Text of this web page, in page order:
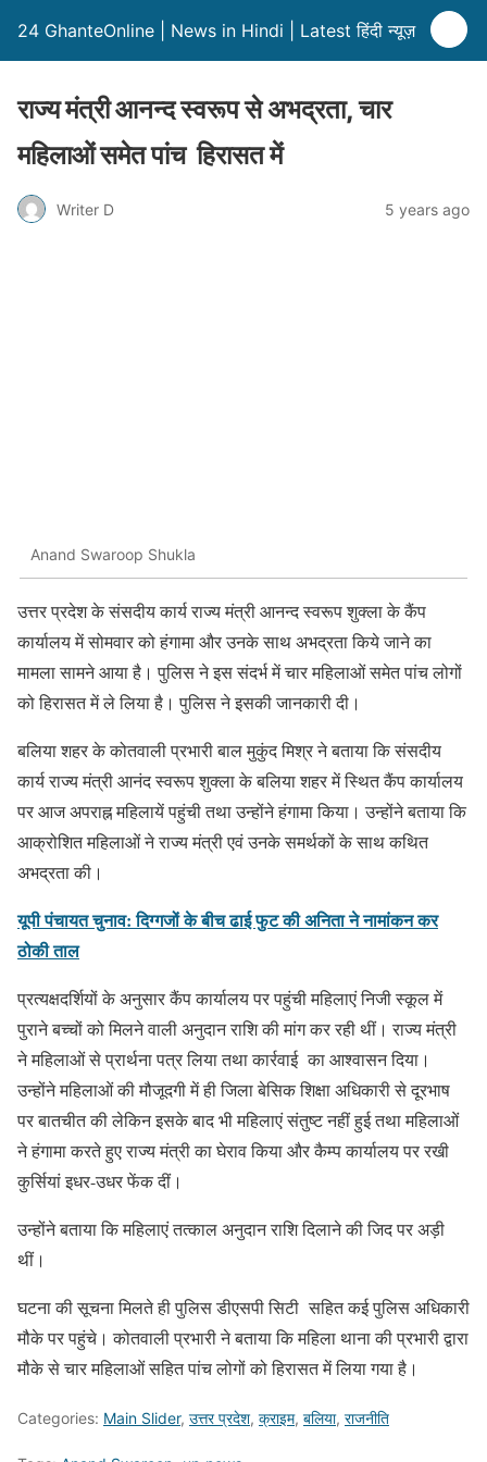
24 GhanteOnline | News in Hindi | Latest हिंदी न्यूज़
राज्य मंत्री आनन्द स्वरूप से अभद्रता, चार
महिलाओं समेत पांच हिरासत में
Writer D 5 years ago
Anand Swaroop Shukla
उत्तर प्रदेश के संसदीय कार्य राज्य मंत्री आनन्द स्वरूप शुक्ला के कैंप
कार्यालय में सोमवार को हंगामा और उनके साथ अभद्रता किये जाने का
मामला सामने आया है। पुलिस ने इस संदर्भ में चार महिलाओं समेत पांच लोगों
को हिरासत में ले लिया है। पुलिस ने इसकी जानकारी दी।
बलिया शहर के कोतवाली प्रभारी बाल मुकुंद मिश्र ने बताया कि संसदीय
कार्य राज्य मंत्री आनंद स्वरूप शुक्ला के बलिया शहर में स्थित कैंप कार्यालय
पर आज अपराह्न महिलायें पहुंची तथा उन्होंने हंगामा किया। उन्होंने बताया कि
आक्रोशित महिलाओं ने राज्य मंत्री एवं उनके समर्थकों के साथ कथित
अभद्रता की।
यूपी पंचायत चुनाव: दिग्गजों के बीच ढाई फुट की अनिता ने नामांकन कर
ठोकी ताल
प्रत्यक्षदर्शियों के अनुसार कैंप कार्यालय पर पहुंची महिलाएं निजी स्कूल में
पुराने बच्चों को मिलने वाली अनुदान राशि की मांग कर रही थीं। राज्य मंत्री
ने महिलाओं से प्रार्थना पत्र लिया तथा कार्रवाई का आश्वासन दिया।
उन्होंने महिलाओं की मौजूदगी में ही जिला बेसिक शिक्षा अधिकारी से दूरभाष
पर बातचीत की लेकिन इसके बाद भी महिलाएं संतुष्ट नहीं हुई तथा महिलाओं
ने हंगामा करते हुए राज्य मंत्री का घेराव किया और कैम्प कार्यालय पर रखी
कुर्सियां इधर-उधर फेंक दीं।
उन्होंने बताया कि महिलाएं तत्काल अनुदान राशि दिलाने की जिद पर अड़ी
थीं।
घटना की सूचना मिलते ही पुलिस डीएसपी सिटी सहित कई पुलिस अधिकारी
मौके पर पहुंचे। कोतवाली प्रभारी ने बताया कि महिला थाना की प्रभारी द्वारा
मौके से चार महिलाओं सहित पांच लोगों को हिरासत में लिया गया है।
Categories: Main Slider, उत्तर प्रदेश, क्राइम, बलिया, राजनीति